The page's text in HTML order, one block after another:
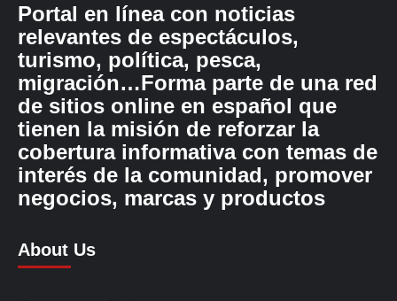
Portal en línea con noticias
relevantes de espectáculos,
turismo, política, pesca,
migración…Forma parte de una red
de sitios online en español que
tienen la misión de reforzar la
cobertura informativa con temas de
interés de la comunidad, promover
negocios, marcas y productos
About Us